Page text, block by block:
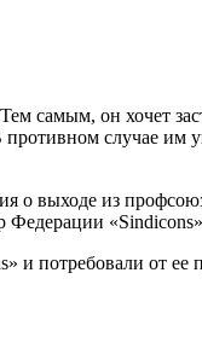
самым, он хочет
случае им
о выходе из
Федерации
потребовали от ее